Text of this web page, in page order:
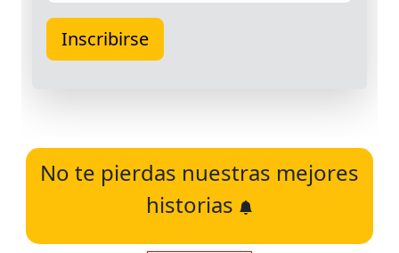
No te pierdas nuestras mejores
historias